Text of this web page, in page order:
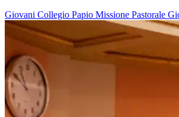
Giovani Collegio Papio Missione Pastorale